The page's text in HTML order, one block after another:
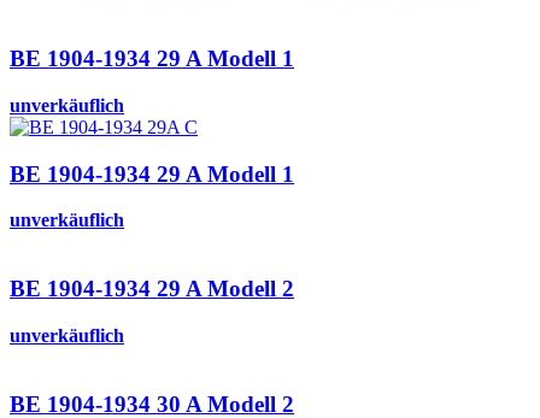
BE 1904-1934 29 A Modell 1
unverkäuflich
BE 1904-1934 29 A Modell 1
unverkäuflich
BE 1904-1934 29 A Modell 2
unverkäuflich
BE 1904-1934 30 A Modell 2